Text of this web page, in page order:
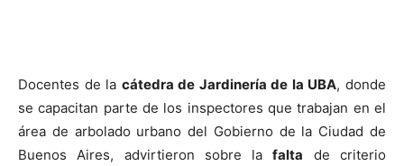
Docentes de la cátedra de Jardinería de la UBA, donde
se capacitan parte de los inspectores que trabajan en el
área de arbolado urbano del Gobierno de la Ciudad de
Buenos Aires, advirtieron sobre lafalta de criterio